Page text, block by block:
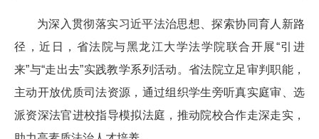
为深入贯彻落实习近平法治思想、探索协同育人新路
径，近日，省法院与黑龙江大学法学院联合开展“引进
来”与“走出去”实践教学系列活动。省法院立足审判职能，
主动开放优质司法资源，通过组织学生旁听真实庭审、选
派资深法官进校指导模拟法庭，推动院校合作走深走实，